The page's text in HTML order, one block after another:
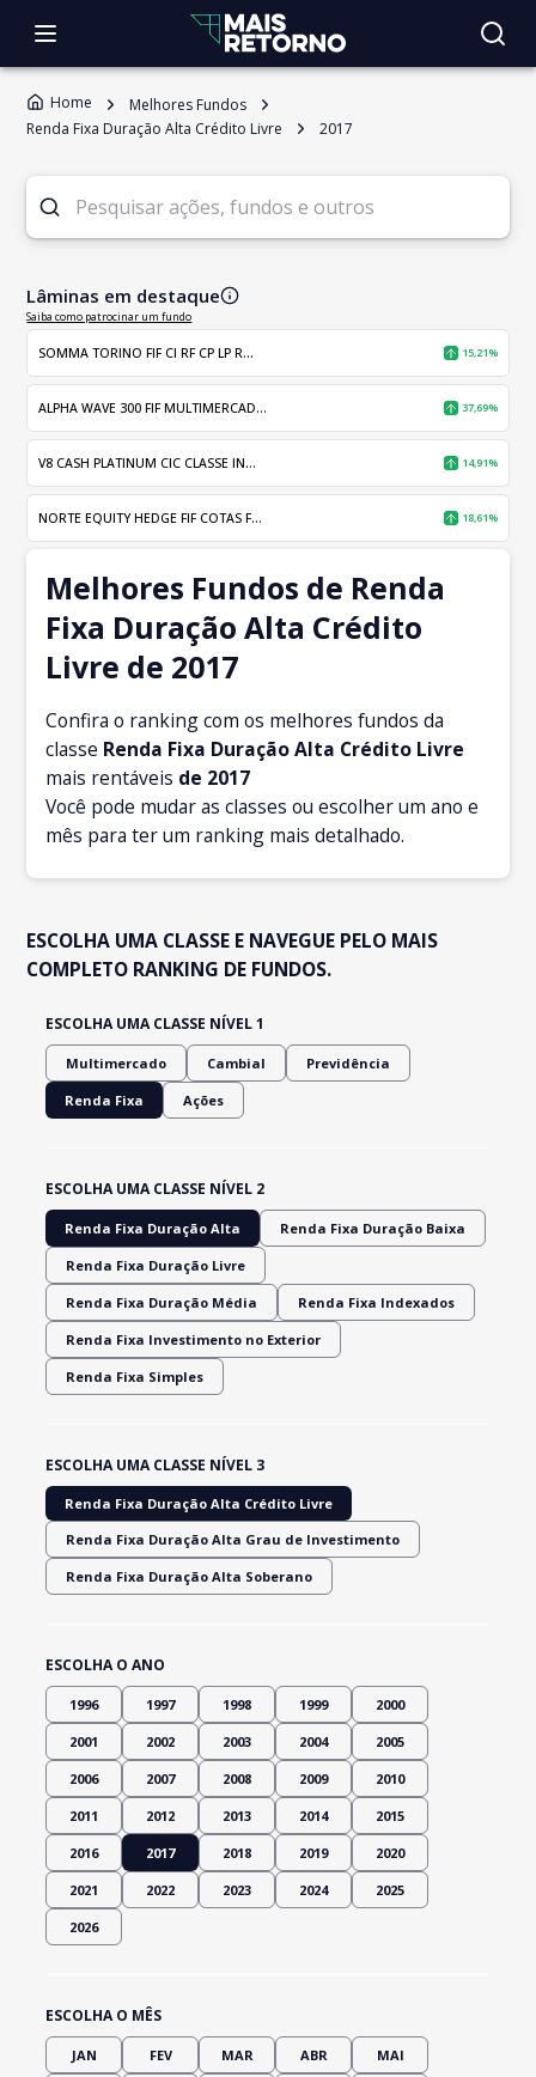
Home
Melhores Fundos
Renda Fixa Duração Alta Crédito Livre
2017
Lâminas em destaque
Saiba como patrocinar um fundo
SOMMA TORINO FIF CI RF CP LP R... 15,21%
ALPHA WAVE 300 FIF MULTIMERCAD... 37,69%
V8 CASH PLATINUM CIC CLASSE IN... 14,91%
NORTE EQUITY HEDGE FIF COTAS F... 18,61%
Melhores Fundos de Renda
Fixa Duração Alta Crédito
Livre de 2017
Confira o ranking com os melhores fundos da
classe Renda Fixa Duração Alta Crédito Livre
mais rentáveis de 2017
Você pode mudar as classes ou escolher um ano e
mês para ter um ranking mais detalhado.
ESCOLHA UMA CLASSE E NAVEGUE PELO MAIS
COMPLETO RANKING DE FUNDOS.
ESCOLHA UMA CLASSE NÍVEL 1
Multimercado Cambial Previdência
Renda Fixa Ações
ESCOLHA UMA CLASSE NÍVEL 2
Renda Fixa Duração Alta Renda Fixa Duração Baixa
Renda Fixa Duração Livre
Renda Fixa Duração Média Renda Fixa Indexados
Renda Fixa Investimento no Exterior
Renda Fixa Simples
ESCOLHA UMA CLASSE NÍVEL 3
Renda Fixa Duração Alta Crédito Livre
Renda Fixa Duração Alta Grau de Investimento
Renda Fixa Duração Alta Soberano
ESCOLHA O ANO
1996 1997 1998 1999 2000
2001 2002 2003 2004 2005
2006 2007 2008 2009 2010
2011 2012 2013 2014 2015
2016 2017 2018 2019 2020
2021 2022 2023 2024 2025
2026
ESCOLHA O MÊS
JAN FEV MAR ABR MAI